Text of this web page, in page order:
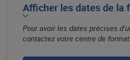
Afficher les dates de la
Pour avoir les dates précises
contactez votre centre de